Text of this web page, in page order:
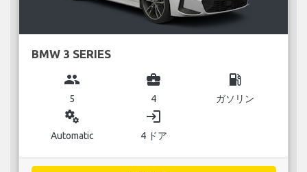
BMW 3 SERIES
group
5
business_center
4
local_gas_station
ガソリン
miscellaneous_services
Automatic
login
4 ドア